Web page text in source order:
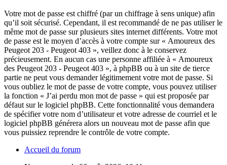
Votre mot de passe est chiffré (par un chiffrage à sens unique) afin
qu’il soit sécurisé. Cependant, il est recommandé de ne pas utiliser le
même mot de passe sur plusieurs sites internet différents. Votre mot
de passe est le moyen d’accès à votre compte sur « Amoureux des
Peugeot 203 - Peugeot 403 », veillez donc à le conservez
précieusement. En aucun cas une personne affiliée à « Amoureux
des Peugeot 203 - Peugeot 403 », à phpBB ou à un site de tierce
partie ne peut vous demander légitimement votre mot de passe. Si
vous oubliez le mot de passe de votre compte, vous pouvez utiliser
la fonction « J’ai perdu mon mot de passe » qui est proposée par
défaut sur le logiciel phpBB. Cette fonctionnalité vous demandera
de spécifier votre nom d’utilisateur et votre adresse de courriel et le
logiciel phpBB générera alors un nouveau mot de passe afin que
vous puissiez reprendre le contrôle de votre compte.
Accueil du forum